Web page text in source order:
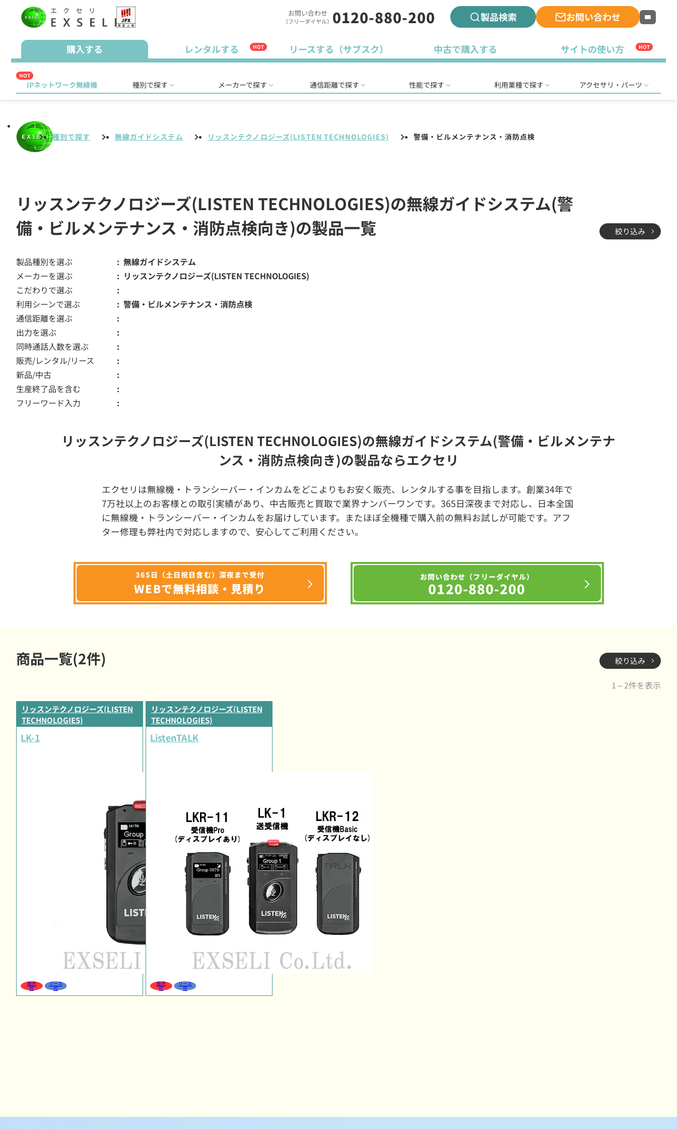
お問い合わせ
（フリーダイヤル） 0120-880-200 製品検索 お問い合わせ
購入する レンタルする HOT リースする（サブスク） 中古で購入する サイトの使い方 HOT
HOT
IPネットワーク無線機 種別で探す メーカーで探す 通信距離で探す 性能で探す 利用業種で探す アクセサリ・パーツ
種別で探す 無線ガイドシステム リッスンテクノロジーズ(LISTEN TECHNOLOGIES) 警備・ビルメンテナンス・消防点検
リッスンテクノロジーズ(LISTEN TECHNOLOGIES)の無線ガイドシステム(警
備・ビルメンテナンス・消防点検向き)の製品一覧
絞り込み
製品種別を選ぶ
無線ガイドシステム
メーカーを選ぶ
リッスンテクノロジーズ(LISTEN TECHNOLOGIES)
こだわりで選ぶ
利用シーンで選ぶ
警備・ビルメンテナンス・消防点検
通信距離を選ぶ
出力を選ぶ
同時通話人数を選ぶ
販売/レンタル/リース
新品/中古
生産終了品を含む
フリーワード入力
リッスンテクノロジーズ(LISTEN TECHNOLOGIES)の無線ガイドシステム(警備・ビルメンテナ
ンス・消防点検向き)の製品ならエクセリ
エクセリは無線機・トランシーバー・インカムをどこよりもお安く販売、レンタルする事を目指します。創業34年で
7万社以上のお客様との取引実績があり、中古販売と買取で業界ナンバーワンです。365日深夜まで対応し、日本全国
に無線機・トランシーバー・インカムをお届けしています。またほぼ全機種で購入前の無料お試しが可能です。アフ
ター修理も弊社内で対応しますので、安心してご利用ください。
365日（土日祝日含む）深夜まで受付
WEBで無料相談・見積り
お問い合わせ（フリーダイヤル）
0120-880-200
商品一覧(2件) 絞り込み
1～2件を表示
リッスンテクノロジーズ(LISTEN
TECHNOLOGIES)
LK-1
販売
可
リース
可
リッスンテクノロジーズ(LISTEN
TECHNOLOGIES)
ListenTALK
販売
可
リース
可